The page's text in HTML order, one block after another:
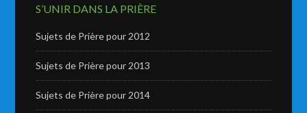
S’UNIR DANS LA PRIÈRE
Sujets de Prière pour 2012
Sujets de Prière pour 2013
Sujets de Prière pour 2014